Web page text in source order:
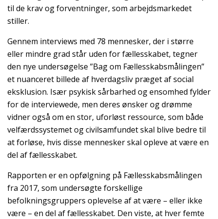
til de krav og forventninger, som arbejdsmarkedet
stiller.
Gennem interviews med 78 mennesker, der i større
eller mindre grad står uden for fællesskabet, tegner
den nye undersøgelse ”Bag om Fællesskabsmålingen”
et nuanceret billede af hverdagsliv præget af social
eksklusion. Især psykisk sårbarhed og ensomhed fylder
for de interviewede, men deres ønsker og drømme
vidner også om en stor, uforløst ressource, som både
velfærdssystemet og civilsamfundet skal blive bedre til
at forløse, hvis disse mennesker skal opleve at være en
del af fællesskabet.
Rapporten er en opfølgning på Fællesskabsmålingen
fra 2017, som undersøgte forskellige
befolkningsgruppers oplevelse af at være – eller ikke
være – en del af fællesskabet. Den viste, at hver femte